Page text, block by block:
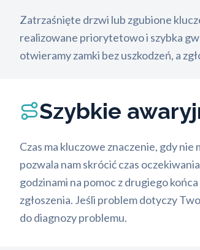
Zatrzaśnięte drzwi lub zgubione
realizowane priorytetowo i szybka
otwieramy zamki bez uszkodzeń, a
Szybkie
Czas ma kluczowe znaczenie, gdy
pozwala nam skrócić czas
godzinami na pomoc z drugiego
zgłoszenia. Jeśli problem dotyczy
do diagnozy problemu.